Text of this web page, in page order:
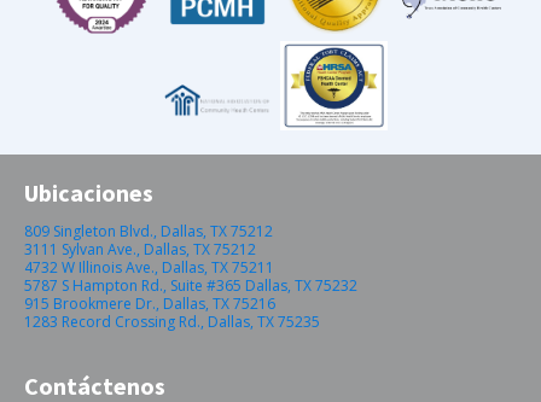
Ubicaciones
809 Singleton Blvd., Dallas, TX 75212
3111 Sylvan Ave., Dallas, TX 75212
4732 W Illinois Ave., Dallas, TX 75211
5787 S Hampton Rd., Suite #365 Dallas, TX 75232
915 Brookmere Dr., Dallas, TX 75216
1283 Record Crossing Rd., Dallas, TX 75235
Contáctenos